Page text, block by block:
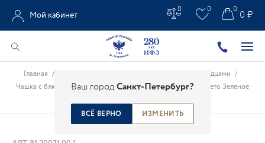
Ваш городСанкт-Петербург?
ВСЁ ВЕРНО ИЗМЕНИТЬ
Мой кабинет
0 0 0 ₽
0
Главная / Чашки с блюдцами /
Чашка с блюдцем чайная 200 мл форма Гвоздика рисунок Лето Зеленое